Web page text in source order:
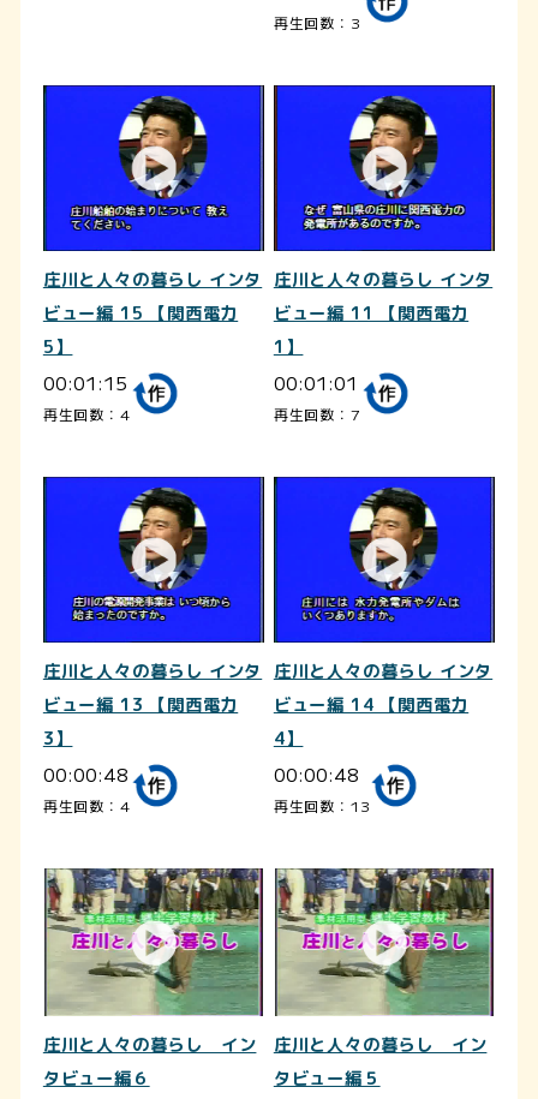
再生回数：3
庄川と人々の暮らし インタ
ビュー編 15 【関西電力
5】
00:01:15
再生回数：4
庄川と人々の暮らし インタ
ビュー編 11 【関西電力
1】
00:01:01
再生回数：7
庄川と人々の暮らし インタ
ビュー編 13 【関西電力
3】
00:00:48
再生回数：4
庄川と人々の暮らし インタ
ビュー編 14 【関西電力
4】
00:00:48
再生回数：13
庄川と人々の暮らし イン
タビュー編６
庄川と人々の暮らし イン
タビュー編５